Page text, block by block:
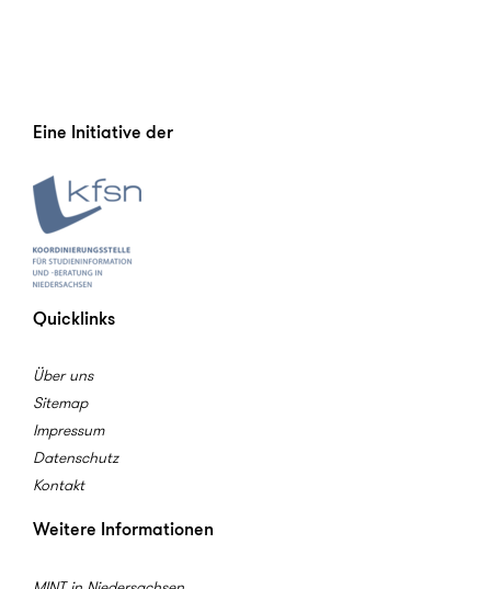
Eine Initiative der
Quicklinks
Über uns
Sitemap
Impressum
Datenschutz
Kontakt
Weitere Informationen